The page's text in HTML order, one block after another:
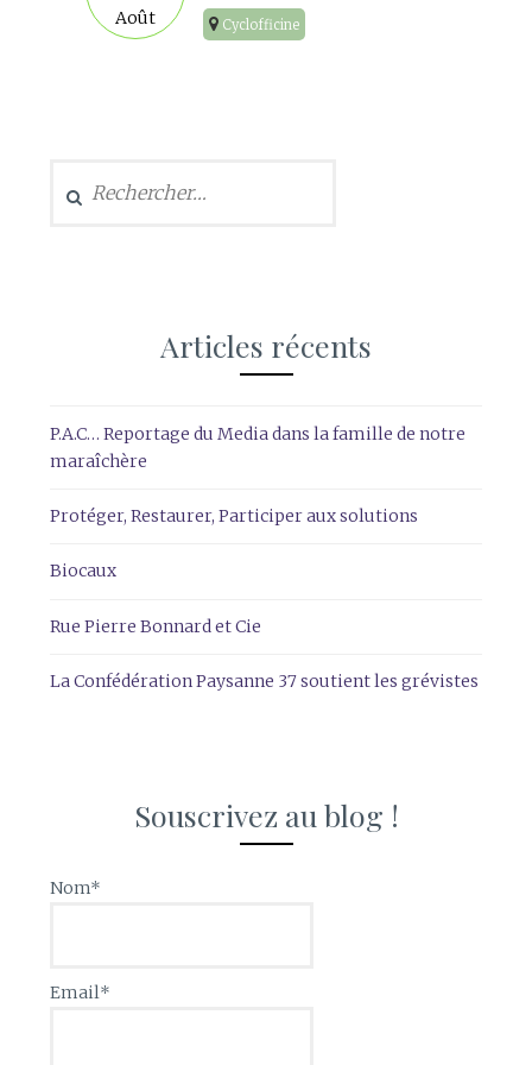
Août
Cyclofficine
Articles récents
P.A.C… Reportage du Media dans la famille de notre
maraîchère
Protéger, Restaurer, Participer aux solutions
Biocaux
Rue Pierre Bonnard et Cie
La Confédération Paysanne 37 soutient les grévistes
Souscrivez au blog !
Nom*
Email*